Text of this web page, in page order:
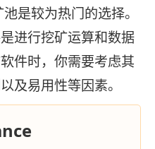
是较为热门的选择。
进行挖矿运算和数据
件时，你需要考虑其
及易用性等因素。